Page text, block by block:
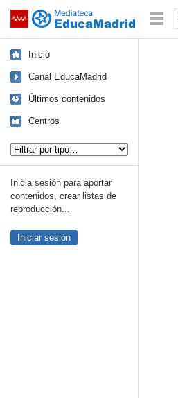
Saltar navegación
Inicio
Canal EducaMadrid
Últimos contenidos
Centros
Inicia sesión para aportar
contenidos, crear listas de
reproducción...
Iniciar sesión